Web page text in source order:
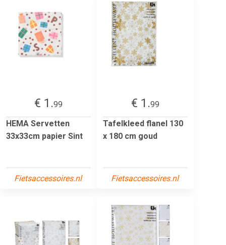
€ 1.99
HEMA Servetten
33x33cm papier Sint
Fietsaccessoires.nl
€ 1.99
Tafelkleed flanel 130
x 180 cm goud
Fietsaccessoires.nl